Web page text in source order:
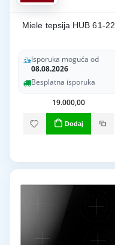
Miele tepsija HUB 61-22
Isporuka moguća od
08.08.2026
Besplatna isporuka
19.000,00
Dodaj